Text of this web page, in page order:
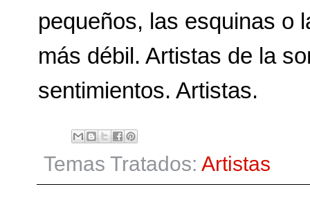
pequeños, las esquinas o
más débil. Artistas de la
sentimientos. Artistas.
Temas Tratados: Artistas